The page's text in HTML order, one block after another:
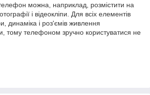
можна, наприклад, розмістити на
і відеокліпи. Для всіх елементів
динаміка і роз'ємів живлення
тому телефоном зручно користуватися не